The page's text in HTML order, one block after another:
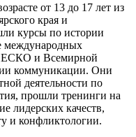
от 13 до 17 лет из
края и
курсы по истории
международных
и Всемирной
коммуникации. Они
деятельности по
прошли тренинги на
лидерских качеств,
и конфликтологии.